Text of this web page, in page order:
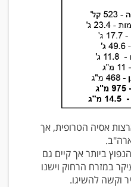
אסיה הטרופית, אך
ביותר אך קיים גם
במזרח הרחוק וישנו
וקשה להשיגו.